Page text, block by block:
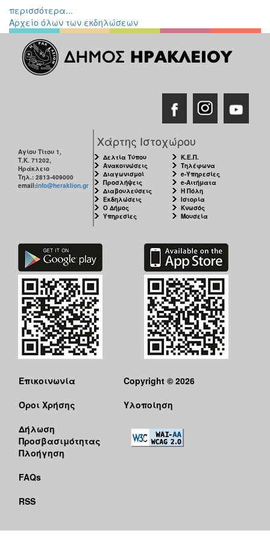
περισσότερα...
Αρχείο όλων των εκδηλώσεων
Αγίου Τίτου 1,
Τ.Κ. 71202,
Ηράκλειο
Τηλ.: 2813-409000
email:info@heraklion.gr
Χάρτης Ιστοχώρου
Δελτία Τύπου
Ανακοινώσεις
Διαγωνισμοί
Προσλήψεις
Διαβουλεύσεις
Εκδηλώσεις
Ο Δήμος
Υπηρεσίες
Κ.Ε.Π.
Τηλέφωνα
e-Υπηρεσίες
e-Αιτήματα
Η Πόλη
Ιστορία
Κνωσός
Μουσεία
Επικοινωνία
Όροι Χρήσης
Δήλωση
Προσβασιμότητας
Πλοήγηση
FAQs
RSS
Copyright © 2026
Υλοποίηση